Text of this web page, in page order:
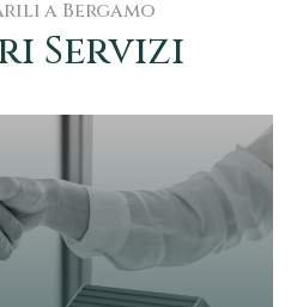
a Bergamo
Servizi